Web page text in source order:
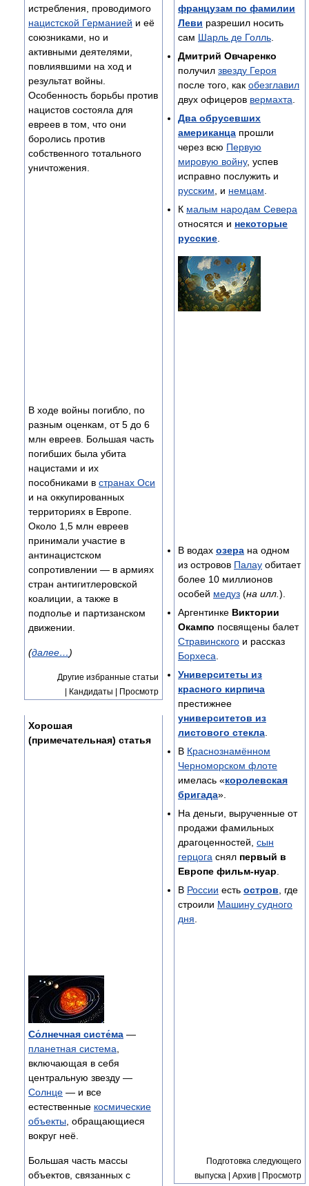
истребления, проводимого
нацистской Германией и её
союзниками, но и
активными деятелями,
повлиявшими на ход и
результат войны.
Особенность борьбы против
нацистов состояла для
евреев в том, что они
боролись против
собственного тотального
уничтожения.
В ходе войны погибло, по
разным оценкам, от 5 до 6
млн евреев. Большая часть
погибших была убита
нацистами и их
пособниками в странах Оси
и на оккупированных
территориях в Европе.
Около 1,5 млн евреев
принимали участие в
антинацистском
сопротивлении — в армиях
стран антигитлеровской
коалиции, а также в
подполье и партизанском
движении.
(далее…)
Другие избранные статьи
| Кандидаты | Просмотр
Хорошая
(примечательная) статья
Со́лнечная систе́ма —
планетная система
включающая в себя
центральную звезду —
Солнце — и все
естественные космические
объекты , обращающиеся
вокруг неё.
Большая часть массы
объектов, связанных с
французам по фамилии
Леви разрешил носить
сам Шарль де Голль
Дмитрий Овчаренко
получил звезду Героя
после того, как обезглавил
двух офицеров вермахта
Два обрусевших
американца прошли
через всю Первую
мировую войну, успев
исправно послужить и
русским , и немцам
К малым народам Севера
относятся и некоторые
русские
В водах озера на одном
из островов Палау обитает
более 10 миллионов
особей медуз (на илл. ).
Аргентинке Виктории
Окампо посвящены балет
Стравинского и рассказ
Борхеса
Университеты из
красного кирпича
престижнее
университетов из
листового стекла
В Краснознамённом
Черноморском флоте
имелась «королевская
бригада».
На деньги, вырученные от
продажи фамильных
драгоценностей, сын
герцога снял первый в
Европе фильм-нуар
В России есть остров , где
строили Машину судного
дня
Подготовка следующего
выпуска | Архив | Просмотр